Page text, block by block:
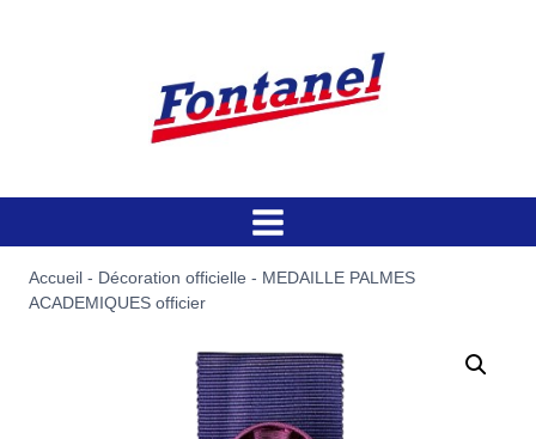
Accueil - Décoration officielle - MEDAILLE PALMES
ACADEMIQUES officier